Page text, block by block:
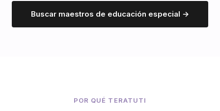
Buscar maestros de educación especial →
POR QUÉ TERATUTI